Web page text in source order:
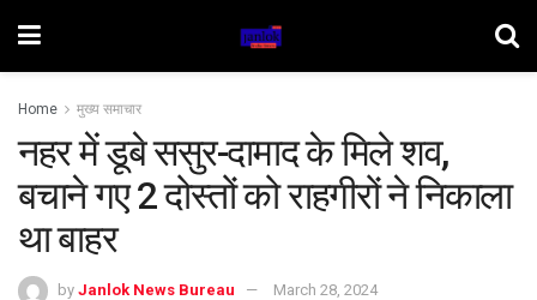
Home मुख्य समाचार
नहर में डूबे ससुर-दामाद के मिले शव,
बचाने गए 2 दोस्तों को राहगीरों ने निकाला
था बाहर
by Janlok News Bureau March 28, 2024